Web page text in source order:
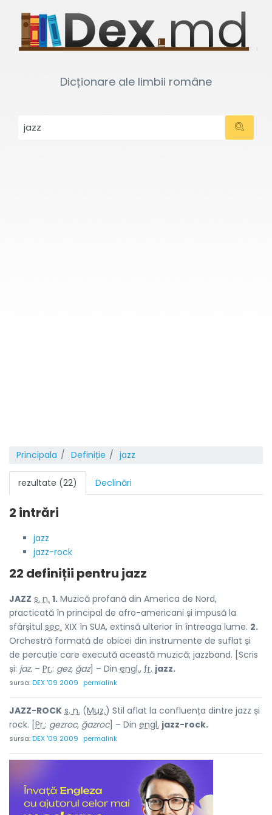
Dicționare ale limbii române
Principala Definiție jazz
rezultate (22) Declinări
2 intrări
jazz
jazz-rock
22 definiții pentru jazz
JAZZ s. n. 1. Muzică profană din America de Nord,
practicată în principal de afro-americani și impusă la
sfârșitul sec. XIX în SUA, extinsă ulterior în întreaga lume. 2.
Orchestră formată de obicei din instrumente de suflat și
de percuție care execută această muzică; jazzband. [Scris
și: jaz. – Pr.: gez, ğaz] – Din engl., fr. jazz.
sursa:DEX '09 2009 permalink
JAZZ-ROCK s. n. (Muz.) Stil aflat la confluența dintre jazz și
rock. [ Pr.: gezroc, ğazroc] – Din engl. jazz-rock.
sursa:DEX '09 2009 permalink